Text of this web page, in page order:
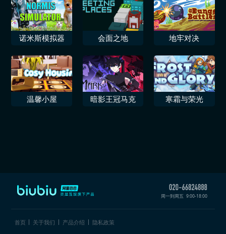
诺米斯模拟器 会面之地 地牢对决
温馨小屋 暗影王冠马克 寒霜与荣光
周一到周五 9:00-18:00
首页 关于我们 产品介绍 隐私政策